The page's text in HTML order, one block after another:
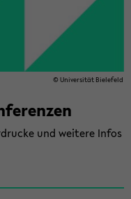
© Uni­ver­si­tät Bie­le­feld
und wei­te­re Infos